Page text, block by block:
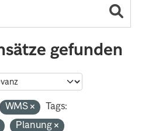
gefunden
WMS
Tags:
Planung